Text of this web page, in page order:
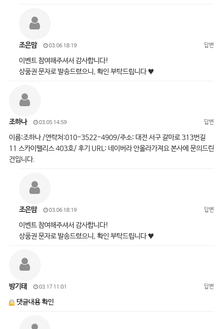
조은맘 03.06 18:19 답변
이벤트 참여해주셔서 감사합니다!
상품권 문자로 발송드렸으니, 확인 부탁드립니다 ♥
조하나 03.05 14:59 답변
이름:조하나 /연락처:010-3522-4909/주소: 대전 서구 갈마로 313번길
11 스카이팰리스 403호/ 후기 URL: 네이버라 안올라가져요 본사에 문의드린
건입니다.
조은맘 03.06 18:19 답변
이벤트 참여해주셔서 감사합니다!
상품권 문자로 발송드렸으니, 확인 부탁드립니다 ♥
방기태 03.17 11:01 답변
댓글내용 확인